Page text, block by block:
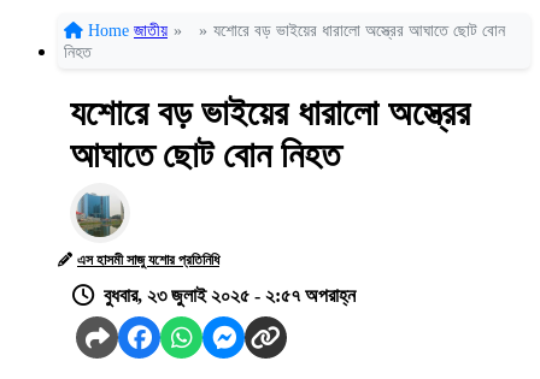
Home জাতীয় » » যশোরে বড় ভাইয়ের ধারালো অস্ত্রের আঘাতে ছোট বোন
নিহত
যশোরে বড় ভাইয়ের ধারালো অস্ত্রের
আঘাতে ছোট বোন নিহত
এস হাসমী সাজু যশোর প্রতিনিধি
বুধবার, ২৩ জুলাই ২০২৫ - ২:৫৭ অপরাহ্ন